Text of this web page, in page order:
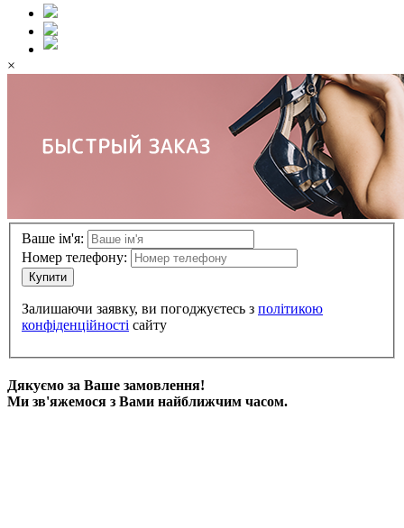
×
Ваше ім'я:
Номер телефону:
Купити
Залишаючи заявку, ви погоджуєтесь з політикою
конфіденційності сайту
Дякуємо за Ваше замовлення!
Ми зв'яжемося з Вами найближчим часом.